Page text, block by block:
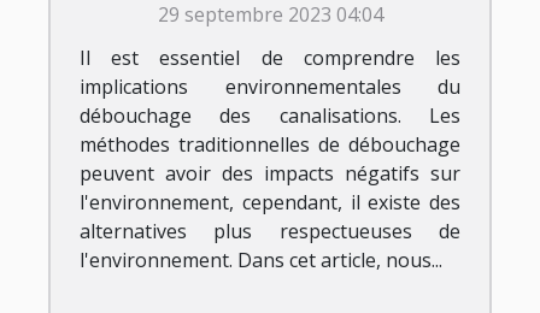
canalisations
29 septembre 2023 04:04
Il est essentiel de comprendre les
implications environnementales du
débouchage des canalisations. Les
méthodes traditionnelles de débouchage
peuvent avoir des impacts négatifs sur
l'environnement, cependant, il existe des
alternatives plus respectueuses de
l'environnement. Dans cet article, nous...